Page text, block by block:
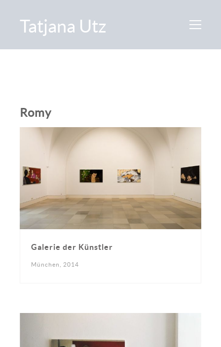
Tatjana Utz
Romy
Galerie der Künstler
München, 2014